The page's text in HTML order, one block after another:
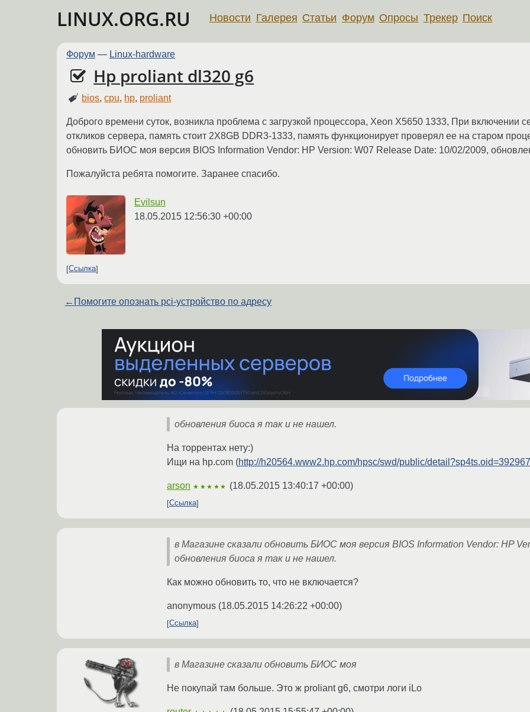
LINUX.ORG.RU Новости Галерея Статьи Форум Опросы Трекер Поиск
Форум — Linux-hardware
Hp proliant dl320 g6
bios,cpu, hp, proliant
Доброго времени суток, возникла проблема с загрузкой процессора, Xeon X5650 1333, При включении
откликов сервера, память стоит 2X8GB DDR3-1333, память функционирует проверял ее на старом
обновить БИОС моя версия BIOS Information Vendor: HP Version: W07 Release Date: 10/02/2009,
Пожалуйста ребята помогите. Заранее спасибо.
Evilsun
18.05.2015 12:56:30 +00:00
Ссылка
← Помогите опознать pci-устройство по адресу
обновления биоса я так и не нашел.
На торрентах нету:)
Ищи на hp.com (http://h20564.www2.hp.com/hpsc/swd/public/
arson ★★★★★ (18.05.2015 13:40:17 +00:00)
Ссылка
в Магазине сказали обновить БИОС моя версия BIOS Information Vendor: HP
обновления биоса я так и не нашел.
Как можно обновить то, что не включается?
anonymous (18.05.2015 14:26:22 +00:00)
Ссылка
в Магазине сказали обновить БИОС моя
Не покупай там больше. Это ж proliant g6, смотри логи iLo